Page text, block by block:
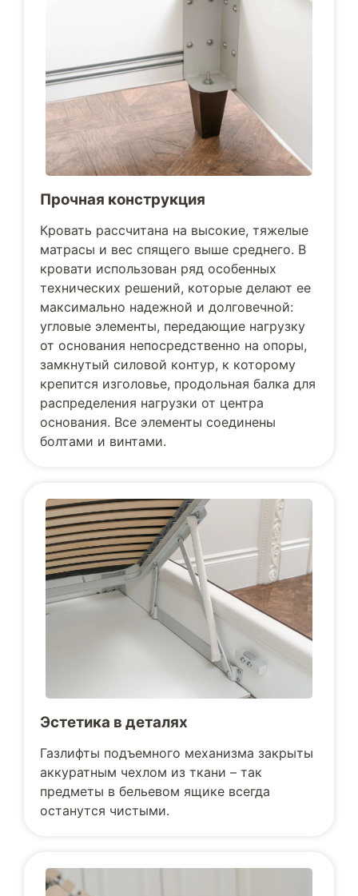
Прочная конструкция
Кровать рассчитана на высокие, тяжелые
матрасы и вес спящего выше среднего. В
кровати использован ряд особенных
технических решений, которые делают ее
максимально надежной и долговечной:
угловые элементы, передающие нагрузку
от основания непосредственно на опоры,
замкнутый силовой контур, к которому
крепится изголовье, продольная балка для
распределения нагрузки от центра
основания. Все элементы соединены
болтами и винтами.
Эстетика в деталях
Газлифты подъемного механизма закрыты
аккуратным чехлом из ткани – так
предметы в бельевом ящике всегда
останутся чистыми.